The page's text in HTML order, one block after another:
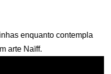
enquanto contempla
arte Naïff.